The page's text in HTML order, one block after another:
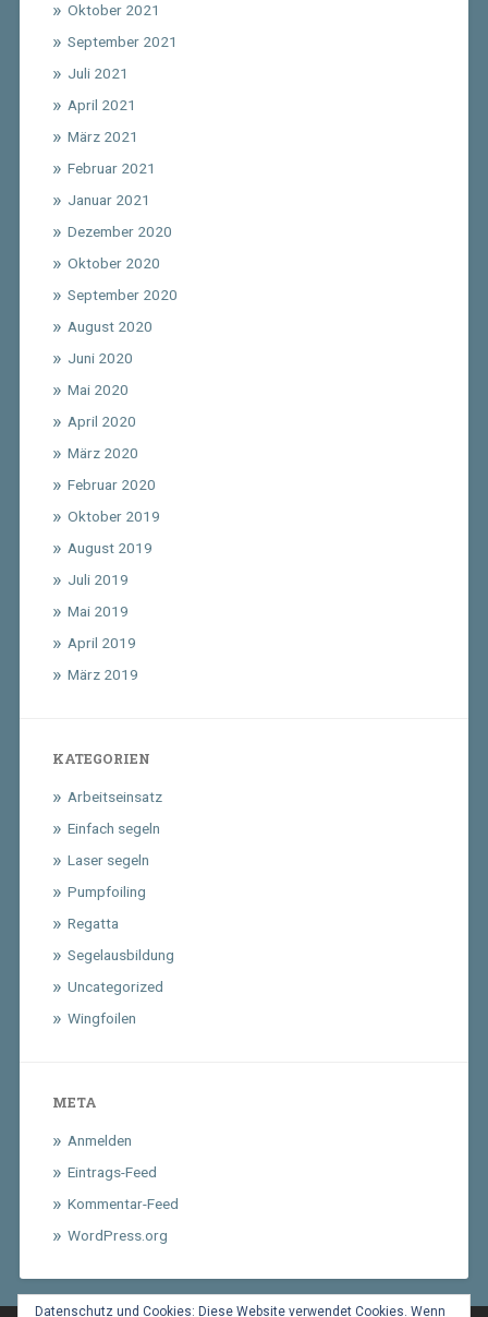
Oktober 2021
September 2021
Juli 2021
April 2021
März 2021
Februar 2021
Januar 2021
Dezember 2020
Oktober 2020
September 2020
August 2020
Juni 2020
Mai 2020
April 2020
März 2020
Februar 2020
Oktober 2019
August 2019
Juli 2019
Mai 2019
April 2019
März 2019
KATEGORIEN
Arbeitseinsatz
Einfach segeln
Laser segeln
Pumpfoiling
Regatta
Segelausbildung
Uncategorized
Wingfoilen
META
Anmelden
Eintrags-Feed
Kommentar-Feed
WordPress.org
Datenschutz und Cookies: Diese Website verwendet Cookies. Wenn